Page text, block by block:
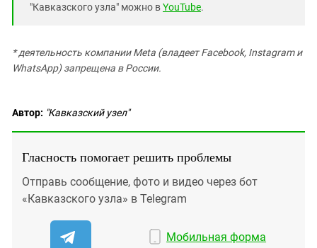
"Кавказского узла" можно вYouTube.
* деятельность компании Meta (владеет Facebook, Instagram и
WhatsApp) запрещена в России.
Автор: "Кавказский узел"
Гласность помогает решить проблемы
Отправь сообщение, фото и видео через бот
«Кавказского узла» в Telegram
Мобильная форма